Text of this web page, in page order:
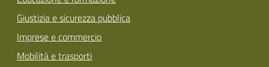
Giustizia e sicurezza pubblica
Imprese e commercio
Mobilità e trasporti